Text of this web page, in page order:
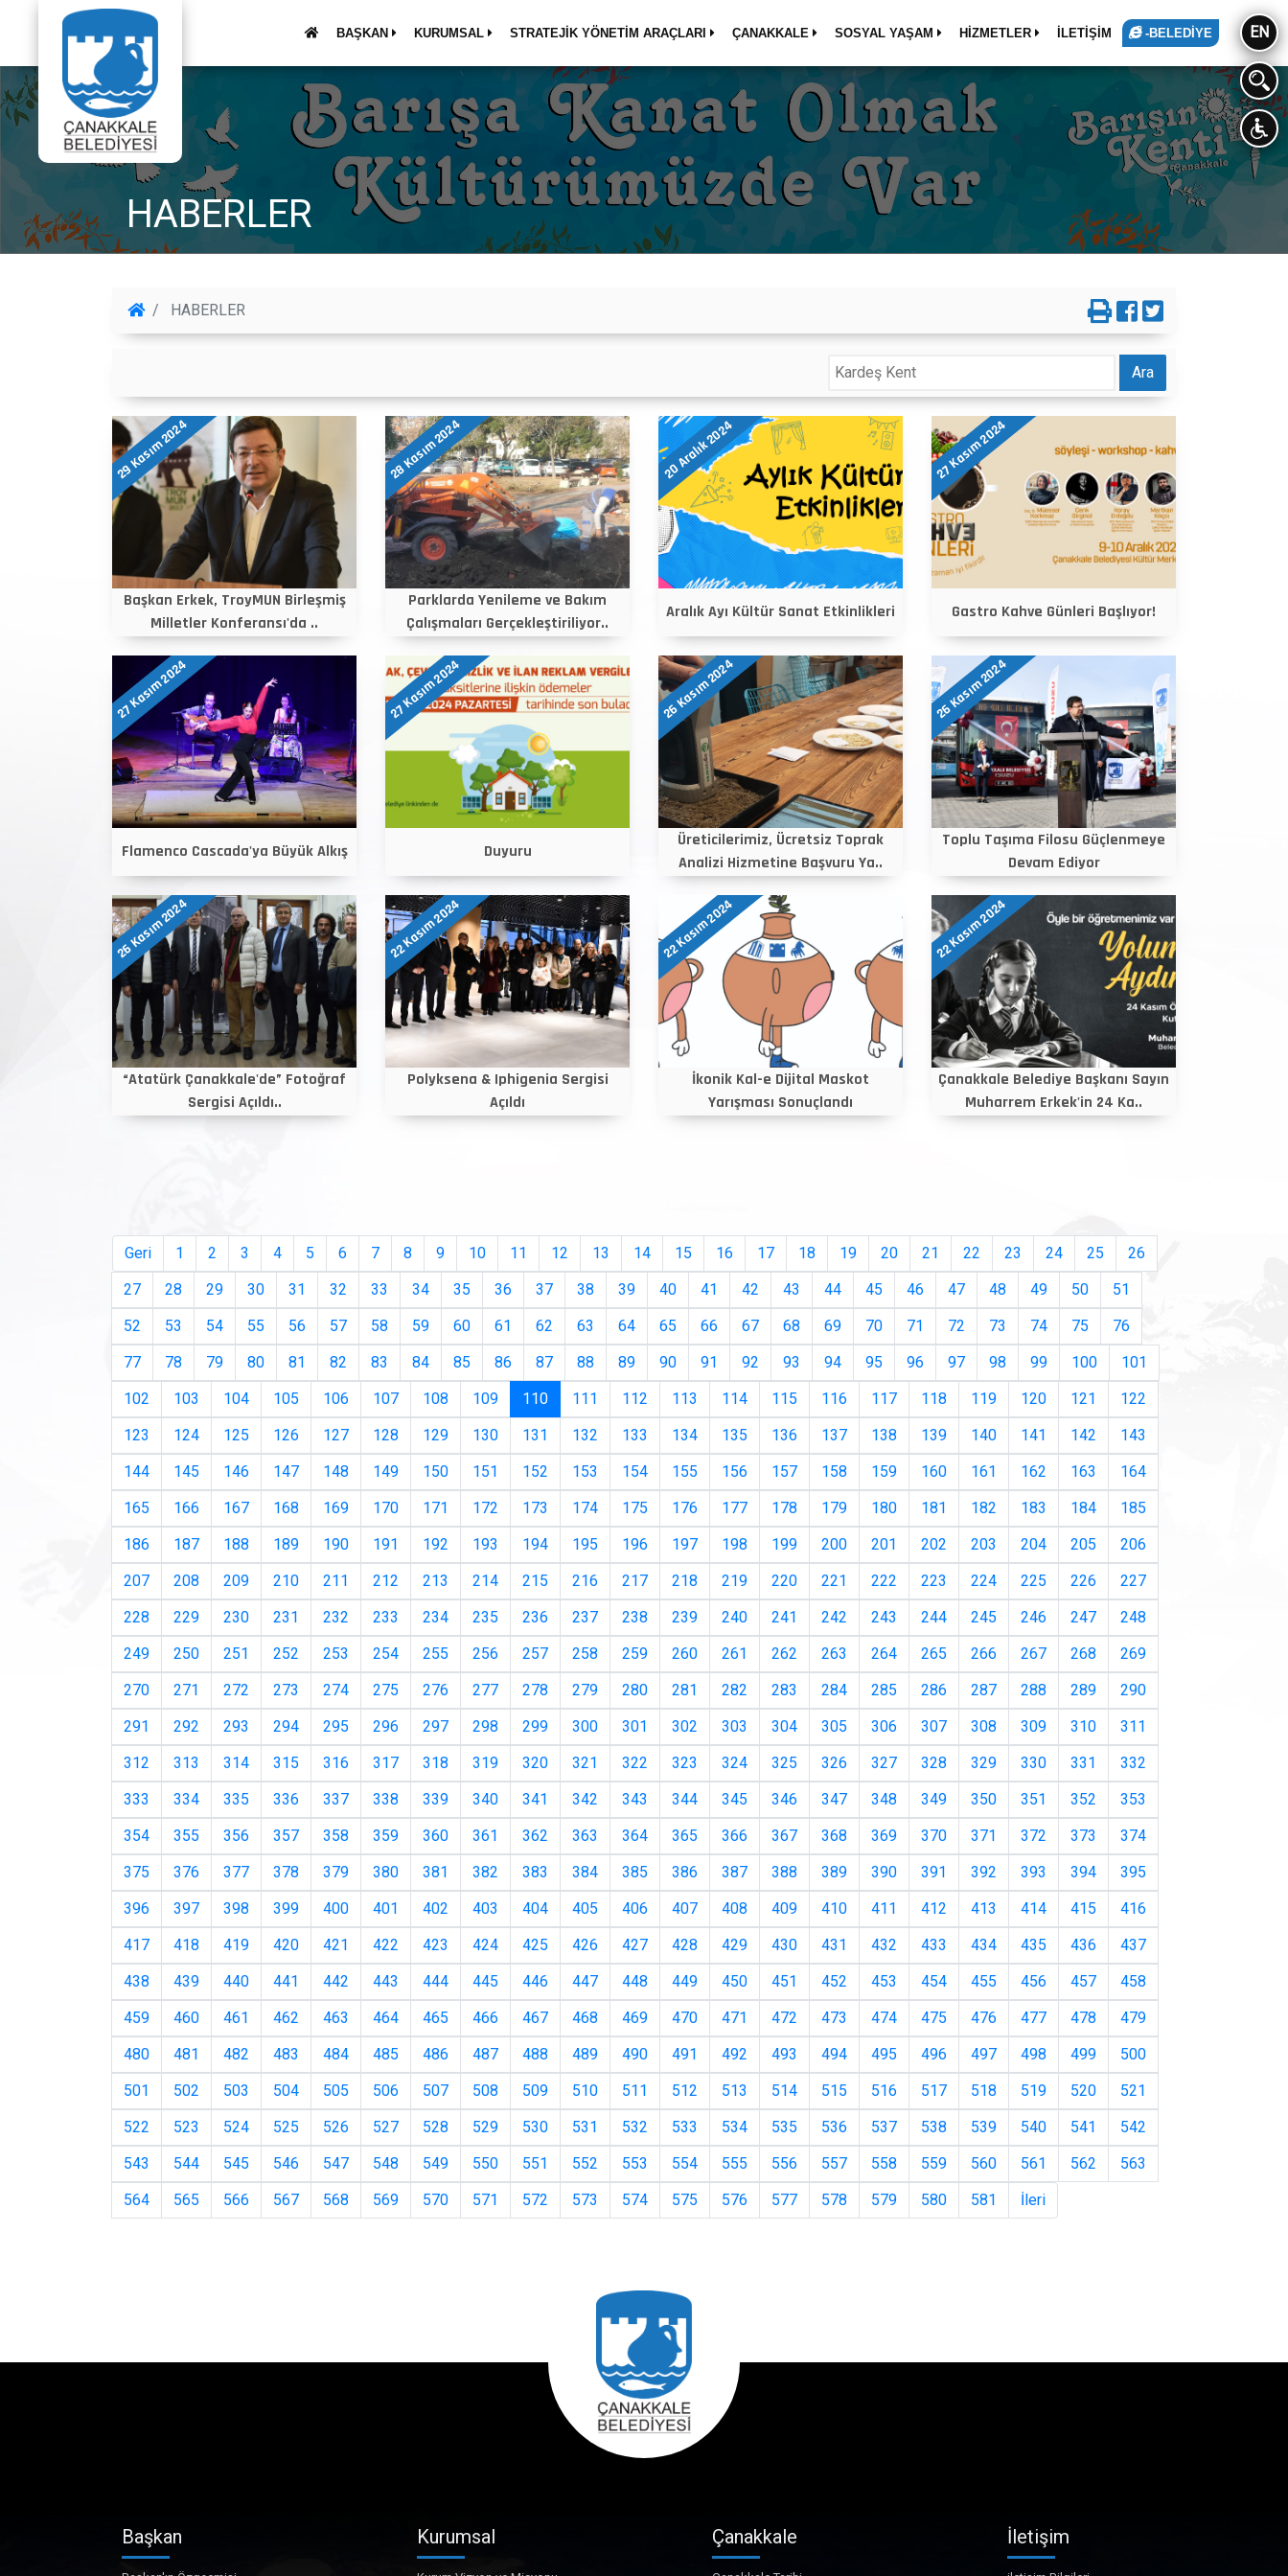
BAŞKAN KURUMSAL STRATEJİK YÖNETİM ARAÇLARI ÇANAKKALE SOSYAL YAŞAM HİZMETLER İLETİŞİM -BELEDİYE EN
HABERLER
HABERLER
Ara
29 Kasım 2024
Başkan Erkek, TroyMUN Birleşmiş
Milletler Konferansı'da ..
28 Kasım 2024
Parklarda Yenileme ve Bakım
Çalışmaları Gerçekleştiriliyor..
20 Aralık 2024
Aralık Ayı Kültür Sanat Etkinlikleri
27 Kasım 2024
Gastro Kahve Günleri Başlıyor!
27 Kasım 2024
Flamenco Cascada'ya Büyük Alkış
27 Kasım 2024
Duyuru
26 Kasım 2024
Üreticilerimiz, Ücretsiz Toprak
Analizi Hizmetine Başvuru Ya..
26 Kasım 2024
Toplu Taşıma Filosu Güçlenmeye
Devam Ediyor
26 Kasım 2024
“Atatürk Çanakkale'de” Fotoğraf
Sergisi Açıldı..
22 Kasım 2024
Polyksena & Iphigenia Sergisi
Açıldı
22 Kasım 2024
İkonik Kal-e Dijital Maskot
Yarışması Sonuçlandı
22 Kasım 2024
Çanakkale Belediye Başkanı Sayın
Muharrem Erkek'in 24 Ka..
Geri 1 2 3 4 5 6 7 8 9 10 11 12 13 14 15 16 17 18 19 20 21 22 23 24 25
26
27
28 29 30 31 32 33 34 35 36 37 38 39 40 41 42 43 44 45 46 47 48 49 50
51
52
53 54 55 56 57 58 59 60 61 62 63 64 65 66 67 68 69 70 71 72 73 74 75
76
77
78 79 80 81 82 83 84 85 86 87 88 89 90 91 92 93 94 95 96 97 98 99 100
101
102
103 104 105 106 107 108 109 110(current)
111 112 113 114 115 116 117 118 119 120 121
122
123
124 125 126 127 128 129 130 131 132 133 134 135 136 137 138 139 140 141 142
143
144
145 146 147 148 149 150 151 152 153 154 155 156 157 158 159 160 161 162 163
164
165
166 167 168 169 170 171 172 173 174 175 176 177 178 179 180 181 182 183 184
185
186
187 188 189 190 191 192 193 194 195 196 197 198 199 200 201 202 203 204 205
206
207
208 209 210 211 212 213 214 215 216 217 218 219 220 221 222 223 224 225 226
227
228
229 230 231 232 233 234 235 236 237 238 239 240 241 242 243 244 245 246 247
248
249
250 251 252 253 254 255 256 257 258 259 260 261 262 263 264 265 266 267 268
269
270
271 272 273 274 275 276 277 278 279 280 281 282 283 284 285 286 287 288 289
290
291
292 293 294 295 296 297 298 299 300 301 302 303 304 305 306 307 308 309 310
311
312
313 314 315 316 317 318 319 320 321 322 323 324 325 326 327 328 329 330 331
332
333
334 335 336 337 338 339 340 341 342 343 344 345 346 347 348 349 350 351 352
353
354
355 356 357 358 359 360 361 362 363 364 365 366 367 368 369 370 371 372 373
374
375
376 377 378 379 380 381 382 383 384 385 386 387 388 389 390 391 392 393 394
395
396
397 398 399 400 401 402 403 404 405 406 407 408 409 410 411 412 413 414 415
416
417
418 419 420 421 422 423 424 425 426 427 428 429 430 431 432 433 434 435 436
437
438
439 440 441 442 443 444 445 446 447 448 449 450 451 452 453 454 455 456 457
458
459
460 461 462 463 464 465 466 467 468 469 470 471 472 473 474 475 476 477 478
479
480
481 482 483 484 485 486 487 488 489 490 491 492 493 494 495 496 497 498 499
500
501
502 503 504 505 506 507 508 509 510 511 512 513 514 515 516 517 518 519 520
521
522
523 524 525 526 527 528 529 530 531 532 533 534 535 536 537 538 539 540 541
542
543
544 545 546 547 548 549 550 551 552 553 554 555 556 557 558 559 560 561 562
563
564
565 566 567 568 569 570 571 572 573 574 575 576 577 578 579 580 581 İleri
Başkan Kurumsal Çanakkale İletişim